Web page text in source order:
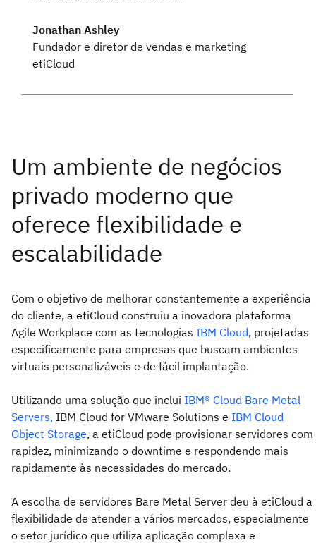
Jonathan Ashley
Fundador e diretor de vendas e marketing
etiCloud
Com o objetivo de melhorar constantemente a experiência
do cliente, a etiCloud construiu a inovadora plataforma
Agile Workplace com as tecnologias IBM Cloud, projetadas
especificamente para empresas que buscam ambientes
virtuais personalizáveis e de fácil implantação.
Utilizando uma solução que inclui IBM® Cloud Bare Metal
Servers, IBM Cloud for VMware Solutions e IBM Cloud
Object Storage, a etiCloud pode provisionar servidores com
rapidez, minimizando o downtime e respondendo mais
rapidamente às necessidades do mercado.
A escolha de servidores Bare Metal Server deu à etiCloud a
flexibilidade de atender a vários mercados, especialmente
o setor jurídico que utiliza aplicação complexa e